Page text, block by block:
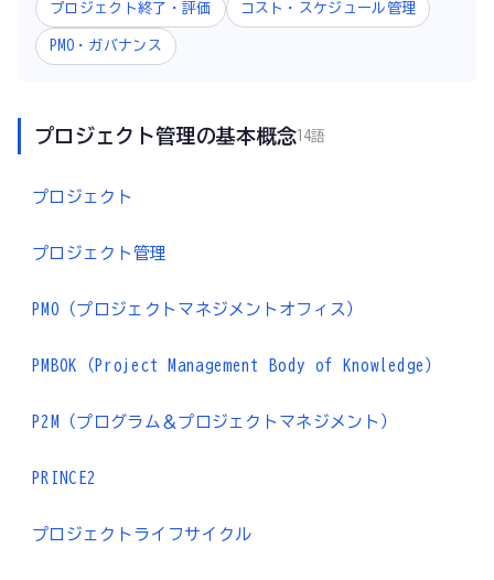
プロジェクト終了・評価 コスト・スケジュール管理
PMO・ガバナンス
プロジェクト管理の基本概念 14語
プロジェクト
プロジェクト管理
PMO（プロジェクトマネジメントオフィス）
PMBOK（Project Management Body of Knowledge）
P2M（プログラム＆プロジェクトマネジメント）
PRINCE2
プロジェクトライフサイクル